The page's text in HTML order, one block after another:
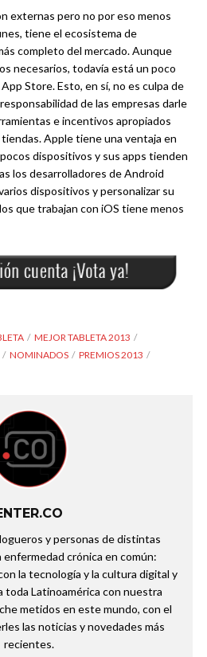
externas pero no por eso menos
tiene el ecosistema de
completo del mercado. Aunque
necesarios, todavía está un poco
Store. Esto, en sí, no es culpa de
de las empresas darle
e incentivos apropiados
Apple tiene una ventaja en
dispositivos y sus apps tienden
los desarrolladores de Android
dispositivos y personalizar su
que trabajan con iOS tiene menos
MEJOR TABLETA 2013
NOMINADOS
PREMIOS 2013
y personas de distintas
crónica en común:
la tecnología y la cultura digital y
toda Latinoamérica con nuestra
metidos en este mundo, con el
las noticias y novedades más
recientes.